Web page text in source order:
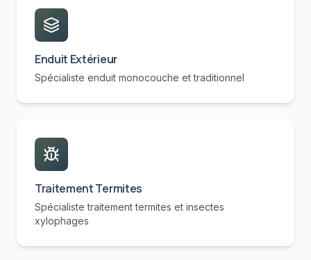
Enduit Extérieur
Spécialiste enduit monocouche et traditionnel
Traitement Termites
Spécialiste traitement termites et insectes
xylophages